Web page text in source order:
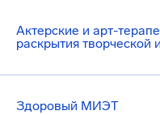
Актерские и арт-
раскрытия творческой
Здоровый МИЭТ